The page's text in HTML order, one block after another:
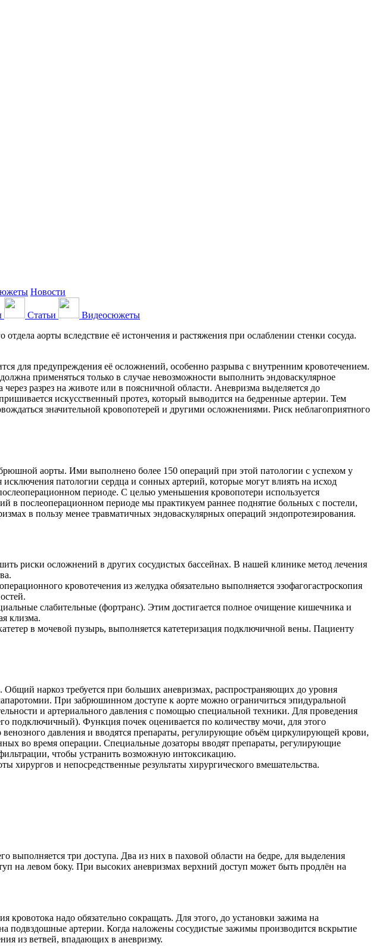
Новости
Статьи
Видеосюжеты
аорты вследствие её истончения и растяжения при ослаблении стенки сосуда.
для предупреждения её осложнений, особенно разрыва с внутренним кровотечением.
применяться только в случае невозможности выполнить эндоваскулярное
разрез на животе или в поясничной области. Аневризма выделяется до
искусственный протез, который выводится на бедренные артерии. Тем
значительной кровопотерей и другими осложнениями. Риск неблагоприятного
аорты. Ими выполнено более 150 операций при этой патологии с успехом у
патологии сердца и сонных артерий, которые могут влиять на исход
периоде. С целью уменьшения кровопотери используется
в послеоперационном периоде мы практикуем раннее поднятие больных с постели,
в пользу менее травматичных эндоваскулярных операций эндопротезирования.
риски осложнений в других сосудистых бассейнах. В нашей клинике метод лечения
кровотечения из желудка обязательно выполняется эзофагогастроскопия
слабительные (фортранс). Этим достигается полное очищение кишечника и
клизма.
в мочевой пузырь, выполняется катетеризация подключичной вены. Пациенту
наркоз требуется при больших аневризмах, распространяющих до уровня
При забрюшинном доступе к аорте можно ограничиться эпидуральной
и артериального давления с помощью специальной техники. Для проведения
подключичный). Функция почек оценивается по количеству мочи, для этого
венозного давления и вводятся препараты, регулирующие объём циркулирующей крови,
во время операции. Специальные дозаторы вводят препараты, регулирующие
чтобы устранить возможную интоксикацию.
хирургов и непосредственные результаты хирургического вмешательства.
выполняется три доступа. Два из них в паховой области на бедре, для выделения
на левом боку. При высоких аневризмах верхний доступ может быть продлён на
надо обязательно сокращать. Для этого, до установки зажима на
подвздошные артерии. Когда наложены сосудистые зажимы производится вскрытие
из ветвей, впадающих в аневризму.